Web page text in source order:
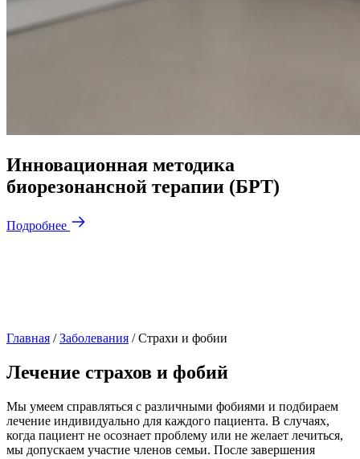
Инновационная методика
биорезонансной терапии (БРТ)
Подробнее
Главная /Заболевания /Страхи и фобии
Лечение страхов и фобий
Мы умеем справляться с различными фобиями и подбираем
лечение индивидуально для каждого пациента. В случаях,
когда пациент не осознает проблему или не желает лечиться,
мы допускаем участие членов семьи. После завершения